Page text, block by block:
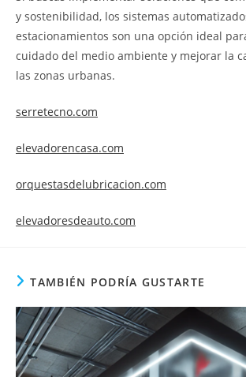
y sostenibilidad, los sistemas
estacionamientos son una opción ideal
cuidado del medio ambiente y mejorar la
las zonas urbanas.
serretecno.com
elevadorencasa.com
orquestasdelubricacion.com
elevadoresdeauto.com
TAMBIÉN PODRÍA GUSTARTE